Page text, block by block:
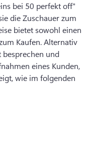
bei 50 perfekt off"
die Zuschauer zum
bietet sowohl einen
Kaufen. Alternativ
besprechen und
eines Kunden,
wie im folgenden